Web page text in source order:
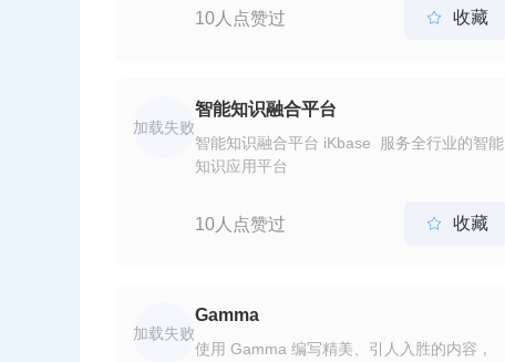
10人点赞过  收藏
加载失败
智能知识融合平台
智能知识融合平台 iKbase 服务全行业的智能
知识应用平台
10人点赞过  收藏
加载失败
Gamma
使用 Gamma 编写精美、引人入胜的内容，